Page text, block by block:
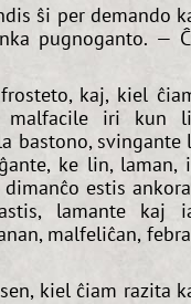
ŝi per demando
pugnoganto. —
kaj, kiel
malfacile iri kun
bastono, svingante
ke lin, laman,
estis
lamante kaj
malfeliĉan,
kiel ĉiam razita